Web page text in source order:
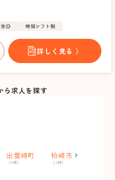
生◎ 時短シフト制
詳しく見る 〉
ら求人を探す
出雲崎町
（0件）
柏崎市
（3件）